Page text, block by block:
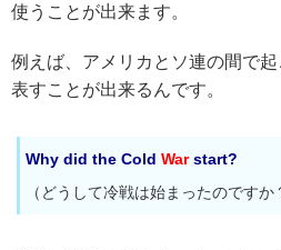
使うことが出来ます。
例えば、アメリカとソ連の間で起
表すことが出来るんです。
Why did the Cold War start?
（どうして冷戦は始まったのですか